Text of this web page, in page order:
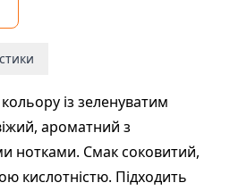
із зеленуватим
ароматний з
нотками. Смак соковитий,
кислотністю. Підходить